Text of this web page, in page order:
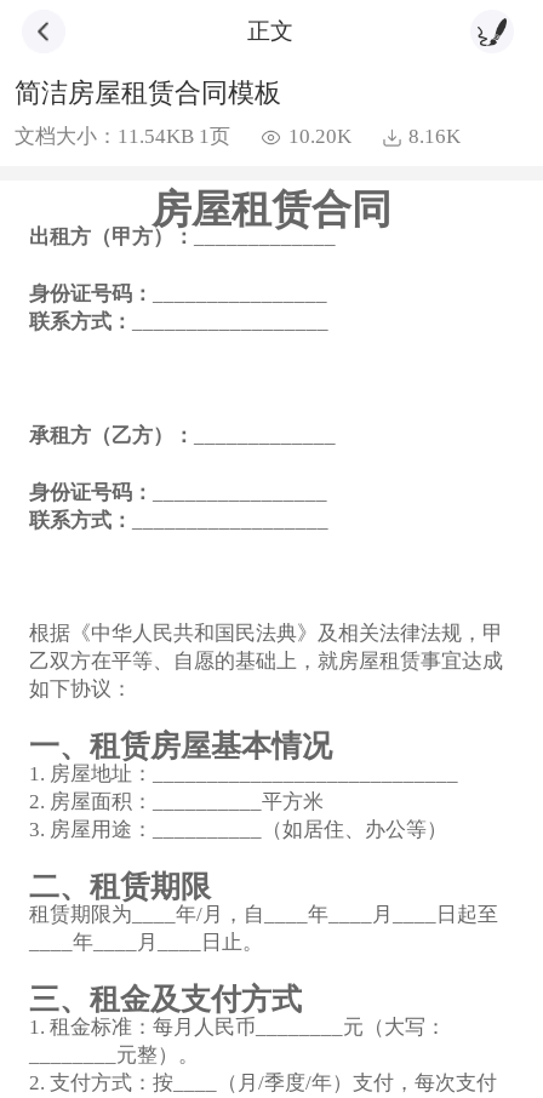
正文
简洁房屋租赁合同模板
文档大小：11.54KB 1页 10.20K 8.16K
房屋租赁合同
出租方（甲方）： __________ ___
身份证号码：
联系方式：
承租方（乙方）：
身份证号码：
联系方式：
根据《中华人民共和国民法典》及相关法律法规，甲
乙双方在平等、自愿的基础上，就房屋租赁事宜达成
如下协议：
一、租赁房屋基本情况
1. 房屋地址：____________________________
2. 房屋面积：__________平方米
3. 房屋用途：__________（如居住、办公等）
二、租赁期限
租赁期限为____年/月，自____年____月____日起至
____年____月____日止。
三、租金及支付方式
1. 租金标准：每月人民币________元（大写：
________元整）。
2. 支付方式：按____（月/季度/年）支付，每次支付